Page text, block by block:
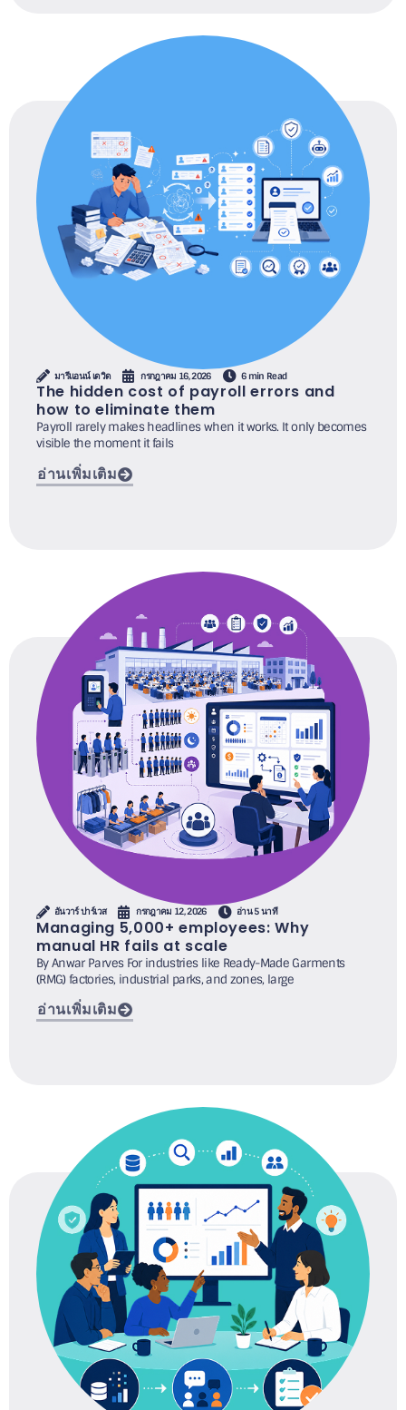
มารีแอนน์ เดวิด กรกฎาคม 16, 2026 6 min Read
The hidden cost of payroll errors and
how to eliminate them
Payroll rarely makes headlines when it works. It only becomes
visible the moment it fails
อ่านเพิ่มเติม
อันวาร์ ปาร์เวส กรกฎาคม 12, 2026 อ่าน 5 นาที
Managing 5,000+ employees: Why
manual HR fails at scale
By Anwar Parves For industries like Ready-Made Garments
(RMG) factories, industrial parks, and zones, large
อ่านเพิ่มเติม